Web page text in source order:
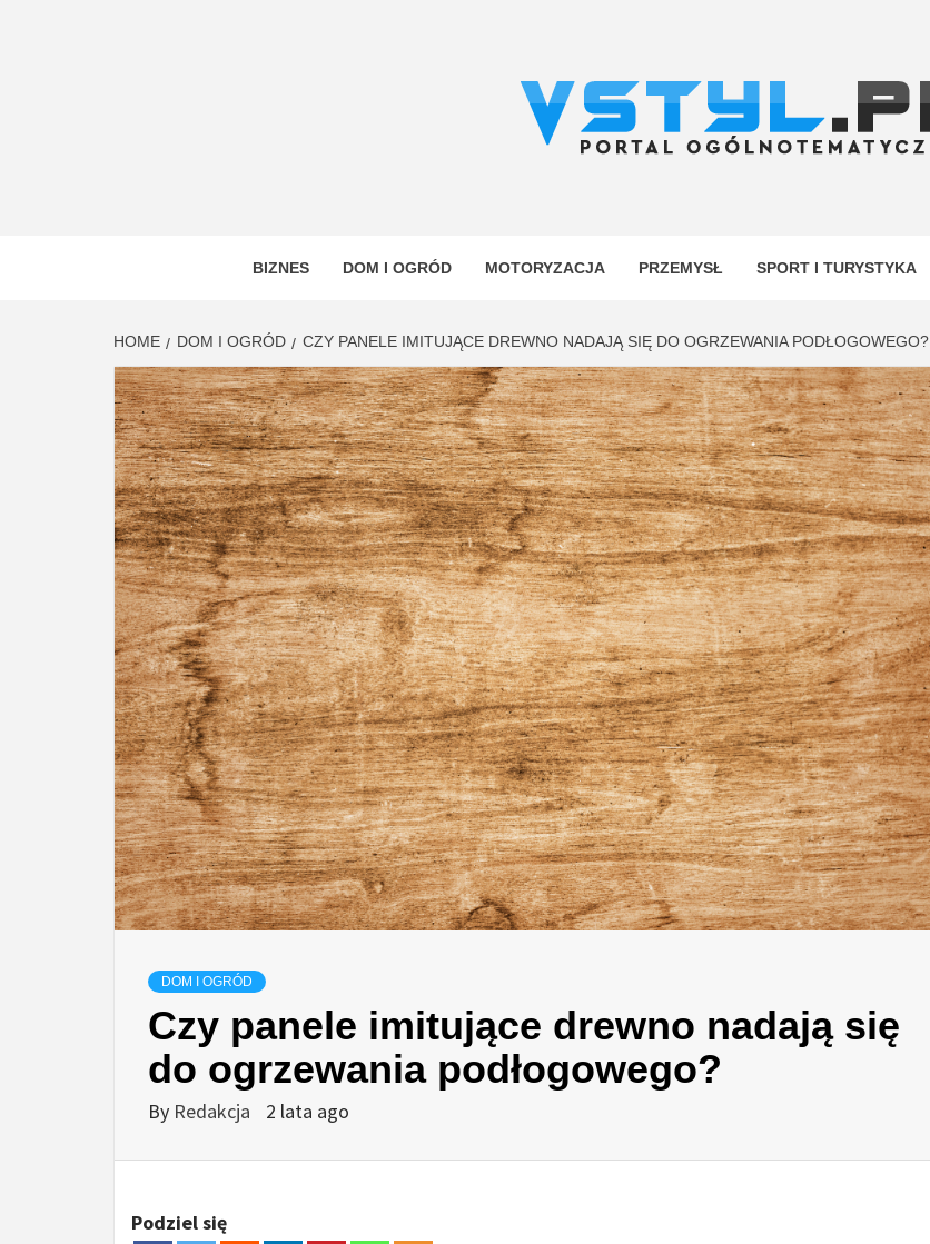
VSTYL.PL
BIZNES DOM I OGRÓD MOTORYZACJA PRZEMYSŁ SPORT I TURYSTYKA
HOME DOM I OGRÓD CZY PANELE IMITUJĄCE DREWNO NADAJĄ SIĘ DO OGRZEWANIA PODŁOGOWEGO?
DOM I OGRÓD
Czy panele imitujące drewno nadają się
do ogrzewania podłogowego?
By Redakcja 2 lata ago
Podziel się